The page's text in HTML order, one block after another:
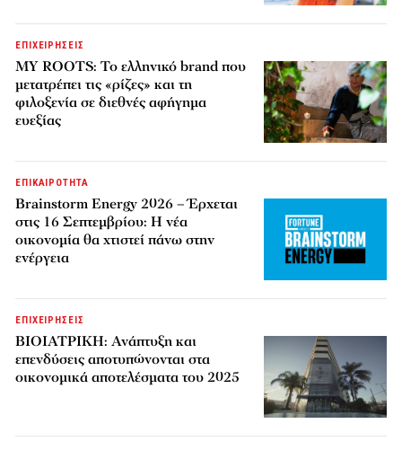
ΕΠΙΧΕΙΡΗΣΕΙΣ
MY ROOTS: Το ελληνικό brand που
μετατρέπει τις «ρίζες» και τη
φιλοξενία σε διεθνές αφήγημα
ευεξίας
ΕΠΙΚΑΙΡΟΤΗΤΑ
Brainstorm Energy 2026 – Έρχεται
στις 16 Σεπτεμβρίου: Η νέα
οικονομία θα χτιστεί πάνω στην
ενέργεια
ΕΠΙΧΕΙΡΗΣΕΙΣ
ΒΙΟΙΑΤΡΙΚΗ: Ανάπτυξη και
επενδύσεις αποτυπώνονται στα
οικονομικά αποτελέσματα του 2025